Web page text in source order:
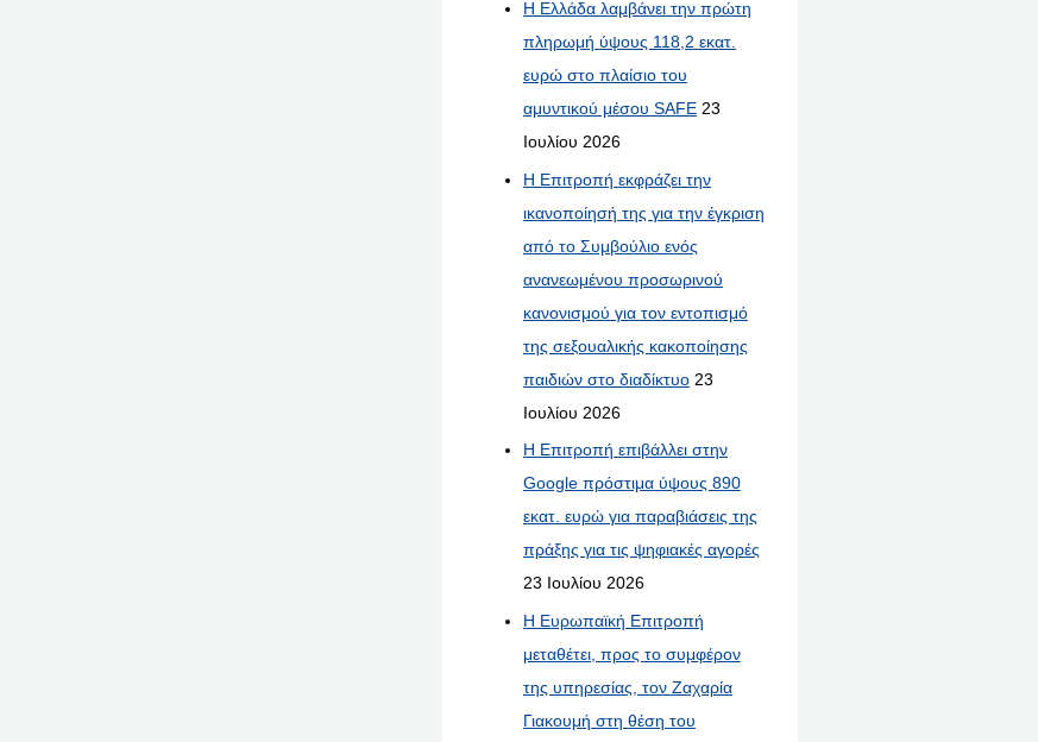
Η Ελλάδα λαμβάνει την πρώτη
πληρωμή ύψους 118,2 εκατ.
ευρώ στο πλαίσιο του
αμυντικού μέσου SAFE 23
Ιουλίου 2026
Η Επιτροπή εκφράζει την
ικανοποίησή της για την έγκριση
από το Συμβούλιο ενός
ανανεωμένου προσωρινού
κανονισμού για τον εντοπισμό
της σεξουαλικής κακοποίησης
παιδιών στο διαδίκτυο 23
Ιουλίου 2026
Η Επιτροπή επιβάλλει στην
Google πρόστιμα ύψους 890
εκατ. ευρώ για παραβιάσεις της
πράξης για τις ψηφιακές αγορές
23 Ιουλίου 2026
Η Ευρωπαϊκή Επιτροπή
μεταθέτει, προς το συμφέρον
της υπηρεσίας, τον Ζαχαρία
Γιακουμή στη θέση του